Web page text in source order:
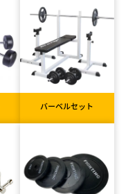
バーベルセット